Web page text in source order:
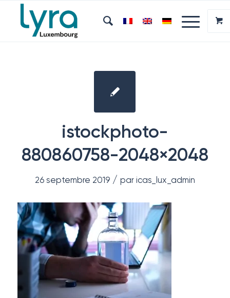
istockphoto-
880860758-2048×2048
26 septembre 2019 / par icas_lux_admin